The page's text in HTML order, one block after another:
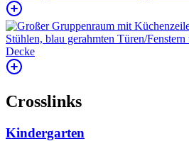
Crosslinks
Kindergarten